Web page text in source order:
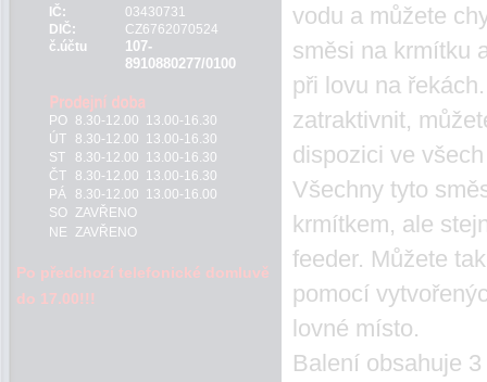
vodu a můžete
směsi na krmítku
při lovu na
zatraktivnit,
dispozici ve
Všechny tyto
krmítkem, ale
feeder. Můžete
pomocí
lovné místo.
Balení obsahuje
IČ:
03430731
DIČ:
CZ6762070524
č.účtu
107-
8910880277/0100
PO 8.30-12.00 13.00-16.30
ÚT
8.30-12.00 13.00-16.30
ST
8.30-12.00 13.00-16.30
ČT
8.30-12.00 13.00-16.30
PÁ
8.30-12.00 13.00-16.00
SO ZAVŘENO
NE ZAVŘENO
Po předchozí telefonické domluvě
do 17.00!!!